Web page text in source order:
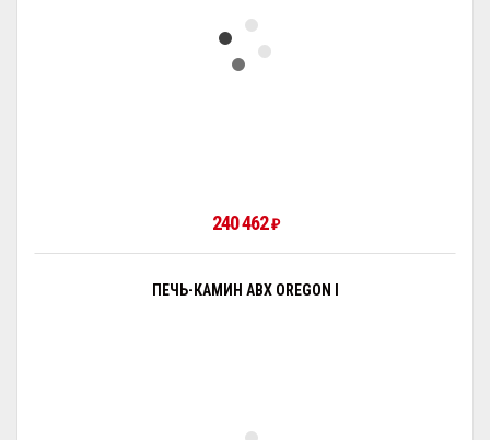
240 462₽
ПЕЧЬ-КАМИН ABX OREGON I